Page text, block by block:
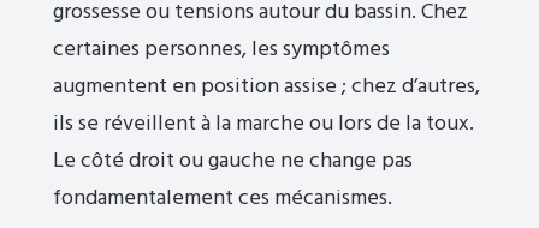
grossesse ou tensions autour du bassin. Chez
certaines personnes, les symptômes
augmentent en position assise ; chez d’autres,
ils se réveillent à la marche ou lors de la toux.
Le côté droit ou gauche ne change pas
fondamentalement ces mécanismes.